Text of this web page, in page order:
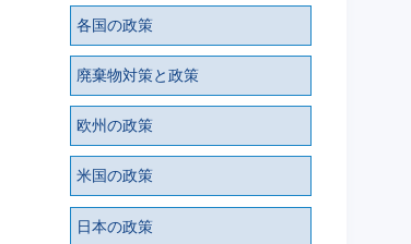
各国の政策
廃棄物対策と政策
欧州の政策
米国の政策
日本の政策